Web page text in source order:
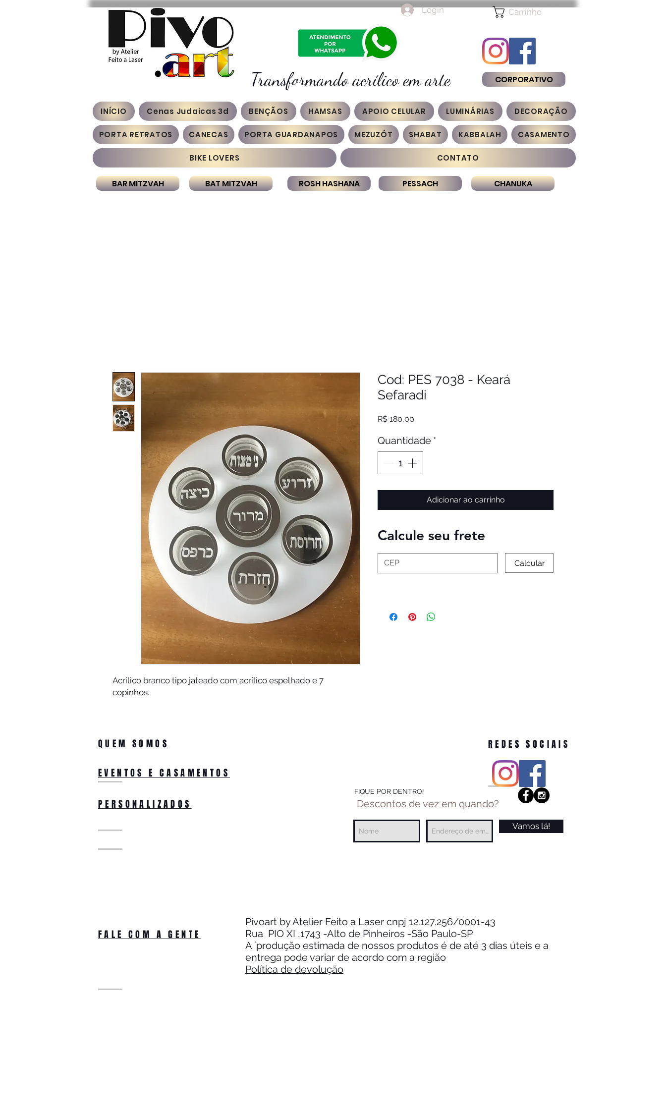
Login
Transformando acrílico em arte
Carrinho
CORPORATIVO
INÍCIO Cenas Judaicas 3d BENÇÃOS HAMSAS APOIO CELULAR LUMINÁRIAS DECORAÇÃO
PORTA RETRATOS CANECAS PORTA GUARDANAPOS MEZUZÓT SHABAT KABBALAH CASAMENTO
BIKE LOVERS CONTATO
BAR MITZVAH BAT MITZVAH ROSH HASHANA PESSACH CHANUKA
Acrílico branco tipo jateado com acrílico espelhado e 7
copinhos.
Cod: PES 7038 - Keará
Sefaradi
R$ 180,00
Quantidade *
Adicionar ao carrinho
Calcule seu frete
Calcular
QUEM SOMOS
EVENTOS E CASAMENTOS
PERSONALIZADOS
REDES SOCIAIS
FIQUE POR DENTRO!
Descontos de vez em quando?
Vamos lá!
FALE COM A GENTE
Pivoart by Atelier Feito a Laser cnpj 12.127.256/0001-43
Rua PIO XI ,1743 -Alto de Pinheiros -São Paulo-SP
A ´produção estimada de nossos produtos é de até 3 dias úteis e a
entrega pode variar de acordo com a região
Política de devolução